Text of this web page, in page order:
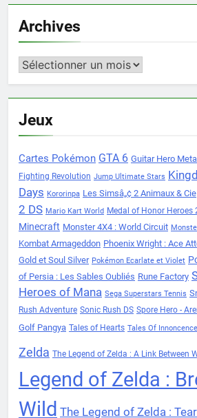
Archives
Archives
Jeux
Cartes Pokémon GTA 6 Guitar Hero
Fighting Revolution Jump Ultimate Stars
Days Kororinpa Les Simsâ„¢ 2 Animaux & Cie
2 DS Mario Kart World Medal of Honor Heroes
Minecraft Monster 4X4 : World Circuit
Kombat Armageddon Phoenix Wright : Ace
Gold et Soul Silver Pokémon Ecarlate et Violet
of Persia : Les Sables Oubliés Rune Factory
Heroes of Mana Sega Superstars Tennis
Rush Adventure Sonic Rush DS Spore Hero -
Golf Pangya Tales of Hearts Tales Of Innoncence
Zelda The Legend of Zelda : A Link Between
Legend of Zelda :
Wild The Legend of Zelda :